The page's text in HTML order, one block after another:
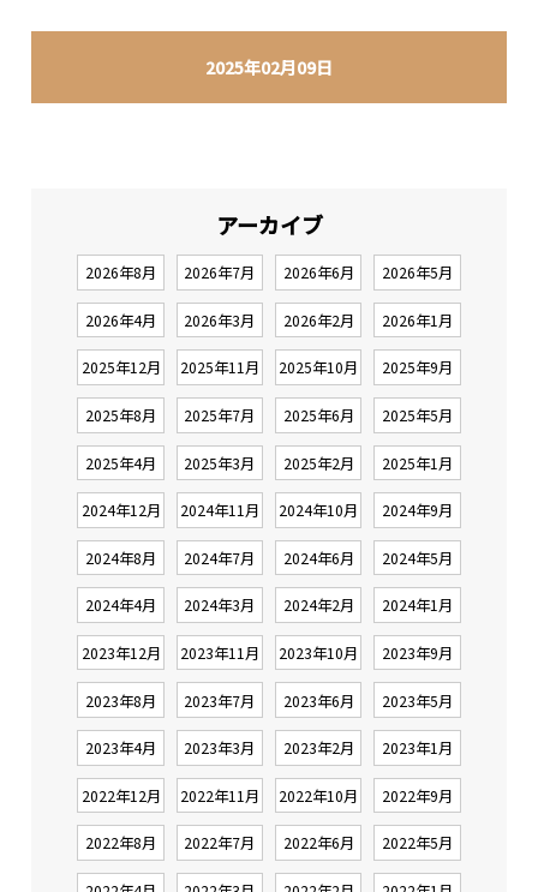
2025年02月09日
アーカイブ
2026年8月 2026年7月 2026年6月 2026年5月
2026年4月 2026年3月 2026年2月 2026年1月
2025年12月 2025年11月 2025年10月 2025年9月
2025年8月 2025年7月 2025年6月 2025年5月
2025年4月 2025年3月 2025年2月 2025年1月
2024年12月 2024年11月 2024年10月 2024年9月
2024年8月 2024年7月 2024年6月 2024年5月
2024年4月 2024年3月 2024年2月 2024年1月
2023年12月 2023年11月 2023年10月 2023年9月
2023年8月 2023年7月 2023年6月 2023年5月
2023年4月 2023年3月 2023年2月 2023年1月
2022年12月 2022年11月 2022年10月 2022年9月
2022年8月 2022年7月 2022年6月 2022年5月